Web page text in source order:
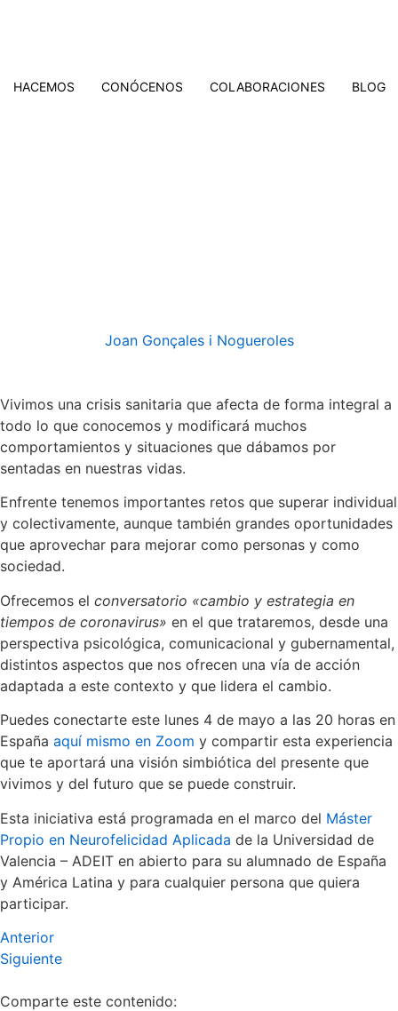
HACEMOS CONÓCENOS COLABORACIONES BLOG
Joan Gonçales i Nogueroles
Vivimos una crisis sanitaria que afecta de forma integral a
todo lo que conocemos y modificará muchos
comportamientos y situaciones que dábamos por
sentadas en nuestras vidas.
Enfrente tenemos importantes retos que superar individual
y colectivamente, aunque también grandes oportunidades
que aprovechar para mejorar como personas y como
sociedad.
Ofrecemos el conversatorio «cambio y estrategia en
tiempos de coronavirus» en el que trataremos, desde una
perspectiva psicológica, comunicacional y gubernamental,
distintos aspectos que nos ofrecen una vía de acción
adaptada a este contexto y que lidera el cambio.
Puedes conectarte este lunes 4 de mayo a las 20 horas en
España aquí mismo en Zoom y compartir esta experiencia
que te aportará una visión simbiótica del presente que
vivimos y del futuro que se puede construir.
Esta iniciativa está programada en el marco del Máster
Propio en Neurofelicidad Aplicada de la Universidad de
Valencia – ADEIT en abierto para su alumnado de España
y América Latina y para cualquier persona que quiera
participar.
Anterior
Siguiente
Comparte este contenido: